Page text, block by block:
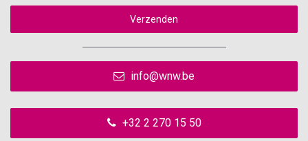
Verzenden
info@wnw.be
+32 2 270 15 50